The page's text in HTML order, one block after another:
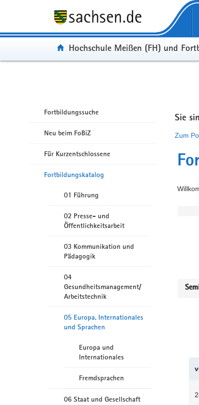
Portal:
Hochschule Meißen (FH) und
Fortbildungssuche
Neu beim FoBiZ
Für Kurzentschlossene
Fortbildungskatalog
01 Führung
02 Presse- und
Öffentlichkeitsarbeit
03 Kommunikation und
Pädagogik
04
Gesundheitsmanagement/
Arbeitstechnik
05 Europa, Internationales
und Sprachen
Europa und
Internationales
Fremdsprachen
06 Staat und Gesellschaft
Sie
Zum